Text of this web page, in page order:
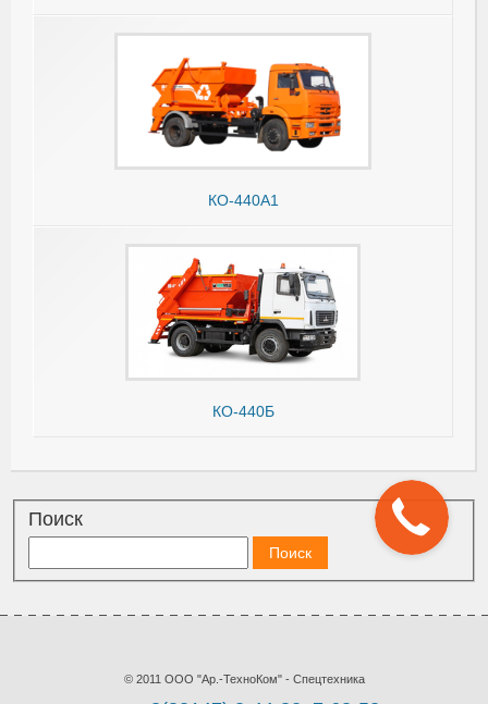
КО-440А1
КО-440Б
Поиск
© 2011 ООО "Ар.-ТехноКом" - Спецтехника